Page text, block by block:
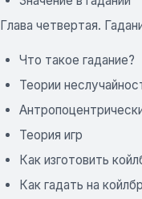
Глава четвертая.
Что такое гадание?
Теории
Теория игр
Как изготовить
Как гадать на